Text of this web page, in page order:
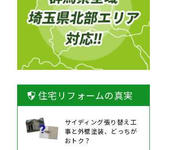
住宅リフォームの真実
サイディング張り替え工
事と外壁塗装、どっちが
おトク？